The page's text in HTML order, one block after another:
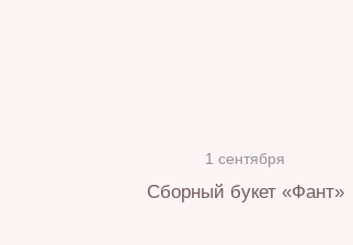
1 сентября
Сборный букет «Фант»